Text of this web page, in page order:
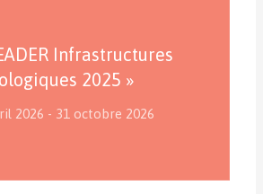
Infrastructures
2025 »
2026 - 31 octobre 2026